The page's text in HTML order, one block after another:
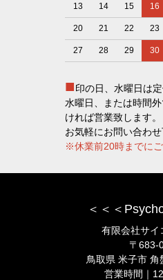
13 14 15 16
20 21 22 23
27 28 29 30
■印の日、水曜日は定
水曜日、または時間
ければ営業致します。
お気軽にお問い合わせ
※休業前20時までにご
＜＜＜
有限会社サイ
〒683-
鳥取県 米子市
営業時間｜